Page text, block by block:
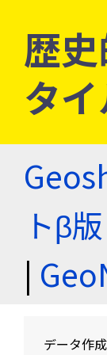
歴
タ
トβ版
|
データ作